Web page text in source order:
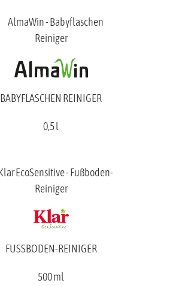
BABYFLASCHEN REINIGER
0,5 l
FUSSBODEN-REINIGER
500 ml